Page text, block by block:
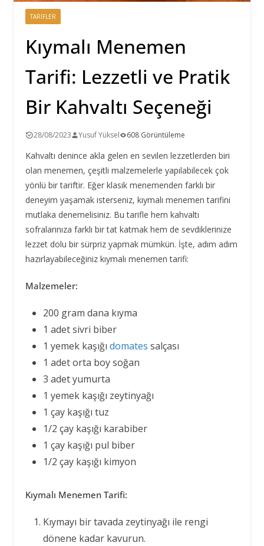
TARIFLER
Kıymalı Menemen
Tarifi: Lezzetli ve Pratik
Bir Kahvaltı Seçeneği
28/08/2023 Yusuf Yüksel 608 Görüntüleme
Kahvaltı denince akla gelen en sevilen lezzetlerden biri
olan menemen, çeşitli malzemelerle yapılabilecek çok
yönlü bir tariftir. Eğer klasik menemenden farklı bir
deneyim yaşamak isterseniz, kıymalı menemen tarifini
mutlaka denemelisiniz. Bu tarifle hem kahvaltı
sofralarınıza farklı bir tat katmak hem de sevdiklerinize
lezzet dolu bir sürpriz yapmak mümkün. İşte, adım adım
hazırlayabileceğiniz kıymalı menemen tarifi:
Malzemeler:
200 gram dana kıyma
1 adet sivri biber
1 yemek kaşığı domates salçası
1 adet orta boy soğan
3 adet yumurta
1 yemek kaşığı zeytinyağı
1 çay kaşığı tuz
1/2 çay kaşığı karabiber
1 çay kaşığı pul biber
1/2 çay kaşığı kimyon
Kıymalı Menemen Tarifi:
Kıymayı bir tavada zeytinyağı ile rengi
dönene kadar kavurun.